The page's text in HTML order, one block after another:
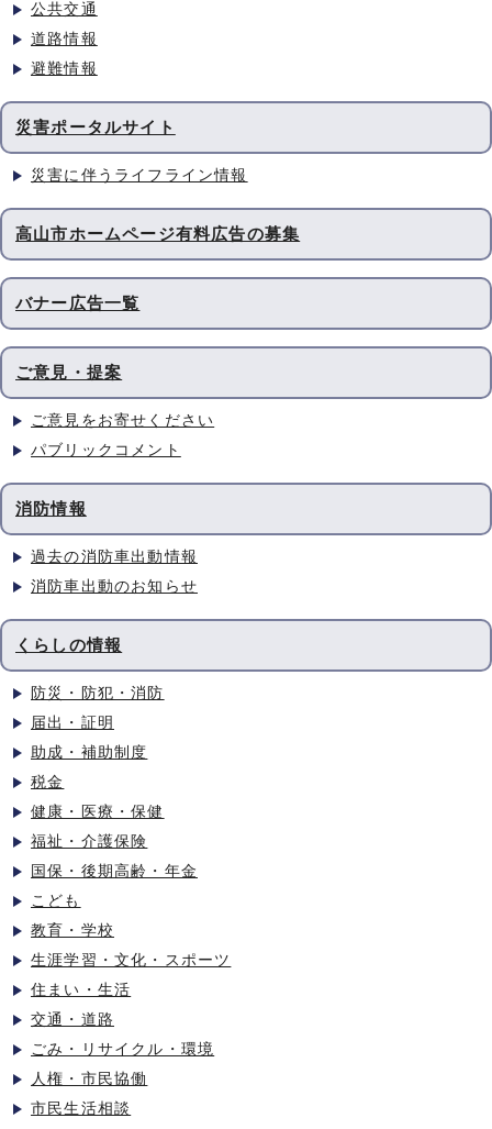
公共交通
道路情報
避難情報
災害ポータルサイト
災害に伴うライフライン情報
高山市ホームページ有料広告の募集
バナー広告一覧
ご意見・提案
ご意見をお寄せください
パブリックコメント
消防情報
過去の消防車出動情報
消防車出動のお知らせ
くらしの情報
防災・防犯・消防
届出・証明
助成・補助制度
税金
健康・医療・保健
福祉・介護保険
国保・後期高齢・年金
こども
教育・学校
生涯学習・文化・スポーツ
住まい・生活
交通・道路
ごみ・リサイクル・環境
人権・市民協働
市民生活相談